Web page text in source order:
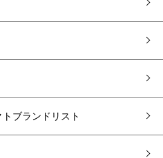
ブランドリスト